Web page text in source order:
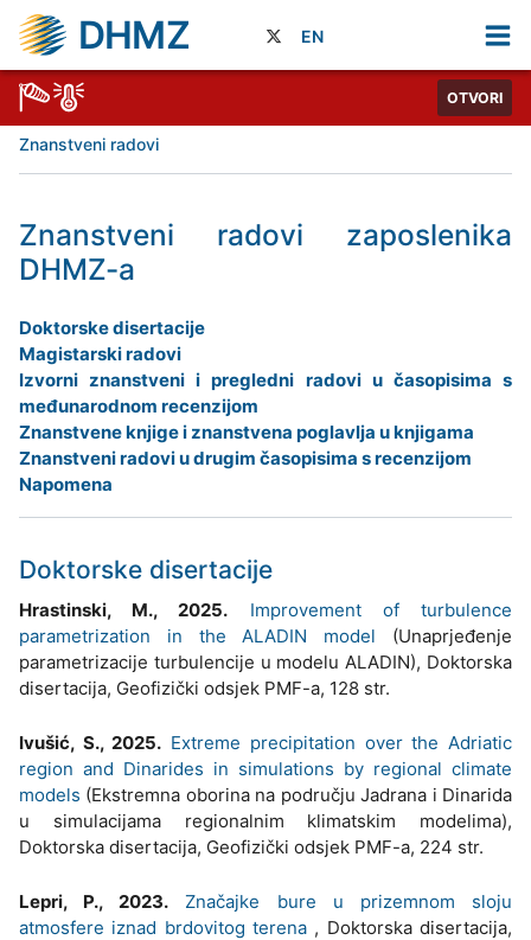
DHMZ EN
OTVORI
Znanstveni radovi
Znanstveni radovi zaposlenika
DHMZ-a
Doktorske disertacije
Magistarski radovi
Izvorni znanstveni i pregledni radovi u časopisima s
međunarodnom recenzijom
Znanstvene knjige i znanstvena poglavlja u knjigama
Znanstveni radovi u drugim časopisima s recenzijom
Napomena
Doktorske disertacije
Hrastinski, M., 2025.
Improvement of turbulence
parametrization in the ALADIN model (Unaprjeđenje
parametrizacije turbulencije u modelu ALADIN), Doktorska
disertacija, Geofizički odsjek PMF-a, 128 str.
Ivušić, S., 2025. Extreme precipitation over the Adriatic
region and Dinarides in simulations by regional climate
models (Ekstremna oborina na području Jadrana i Dinarida
u simulacijama regionalnim klimatskim modelima),
Doktorska disertacija, Geofizički odsjek PMF-a, 224 str.
Lepri, P., 2023.
Značajke bure u prizemnom sloju
atmosfere iznad brdovitog terena , Doktorska disertacija,